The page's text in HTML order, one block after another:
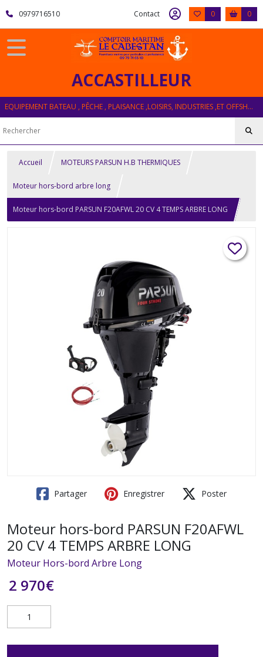
0979716510 Contact 0 0
ACCASTILLEUR
EQUIPEMENT BATEAU , PÊCHE , PLAISANCE ,LOISIRS, INDUSTRIES ,ET OFFSHORE
Accueil MOTEURS PARSUN H.B THERMIQUES
Moteur hors-bord arbre long
Moteur hors-bord PARSUN F20AFWL 20 CV 4 TEMPS ARBRE LONG
Partager Enregistrer Poster
Moteur hors-bord PARSUN F20AFWL
20 CV 4 TEMPS ARBRE LONG
Moteur Hors-bord Arbre Long
2 970€